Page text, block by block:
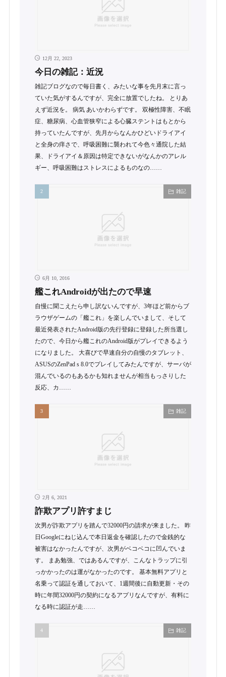
12月 22, 2023
今日の雑記：近況
雑記ブログなので毎日書く、みたいな事を先月末に言っ
ていた気がするんですが、完全に放置でしたね。 とりあ
えず近況を。 病気 あいかわらずです。 双極性障害、不眠
症、糖尿病、心血管狭窄による心臓ステントはもとから
持っていたんですが、先月からなんかひどいドライアイ
と全身の痒さで、呼吸困難に襲われて今色々通院した結
果、ドライアイ＆原因は特定できないがなんかのアレル
ギー、呼吸困難はストレスによるものなの……
雑記
6月 10, 2016
艦これAndroidが出たので早速
自慢に聞こえたら申し訳ないんですが、3年ほど前からブ
ラウザゲームの「艦これ」を楽しんでいまして、そして
最近発表されたAndroid版の先行登録に登録した所当選し
たので、今日から艦これのAndroid版がプレイできるよう
になりました。 大喜びで早速自分の自慢のタブレット、
ASUSのZenPad s 8.0でプレイしてみたんですが、サーバが
混んでいるのもあるかも知れませんが相当もっさりした
反応、カ……
雑記
2月 6, 2021
詐欺アプリ許すまじ
次男が詐欺アプリを踏んで32000円の請求が来ました。 昨
日Googleにねじ込んで本日返金を確認したので金銭的な
被害はなかったんですが、次男がベコベコに凹んでいま
す。 まあ勉強、ではあるんですが、こんなトラップに引
っかかったのは運がなかったのです。 基本無料アプリと
名乗って認証を通しておいて、1週間後に自動更新・その
時に年間32000円の契約になるアプリなんですが、有料に
なる時に認証が走……
雑記